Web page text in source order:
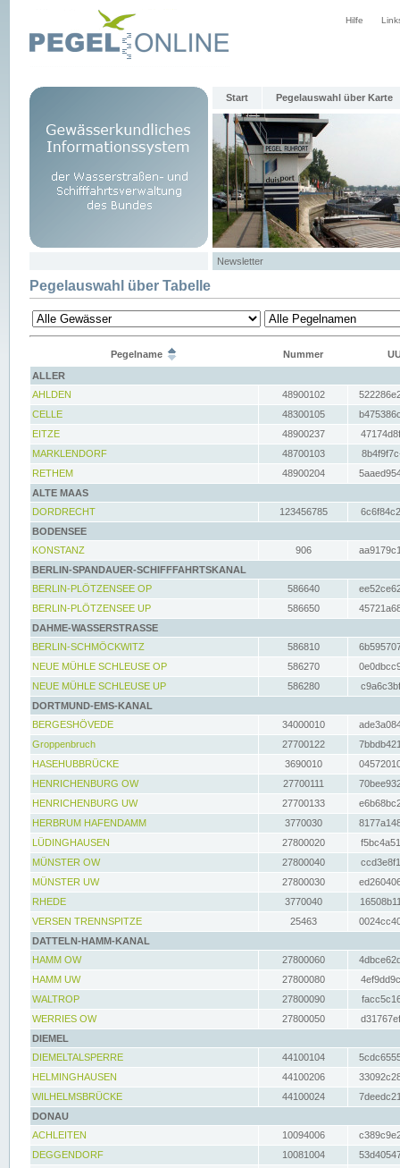
Hilfe
Start Pegelauswahl über Karte
Newsletter
Pegelauswahl über Tabelle
Pegelname Nummer
ALLER
AHLDEN
48900102
CELLE
48300105
EITZE
48900237
MARKLENDORF
48700103
RETHEM
48900204
ALTE MAAS
DORDRECHT
123456785
BODENSEE
KONSTANZ
906
BERLIN-SPANDAUER-SCHIFFFAHRTSKANAL
BERLIN-PLÖTZENSEE OP
586640
BERLIN-PLÖTZENSEE UP
586650
DAHME-WASSERSTRASSE
BERLIN-SCHMÖCKWITZ
586810
NEUE MÜHLE SCHLEUSE OP
586270
NEUE MÜHLE SCHLEUSE UP
586280
DORTMUND-EMS-KANAL
BERGESHÖVEDE
34000010
Groppenbruch
27700122
HASEHUBBRÜCKE
3690010
HENRICHENBURG OW
27700111
HENRICHENBURG UW
27700133
HERBRUM HAFENDAMM
3770030
LÜDINGHAUSEN
27800020
MÜNSTER OW
27800040
MÜNSTER UW
27800030
RHEDE
3770040
VERSEN TRENNSPITZE
25463
DATTELN-HAMM-KANAL
HAMM OW
27800060
HAMM UW
27800080
WALTROP
27800090
WERRIES OW
27800050
DIEMEL
DIEMELTALSPERRE
44100104
HELMINGHAUSEN
44100206
WILHELMSBRÜCKE
44100024
DONAU
ACHLEITEN
10094006
DEGGENDORF
10081004